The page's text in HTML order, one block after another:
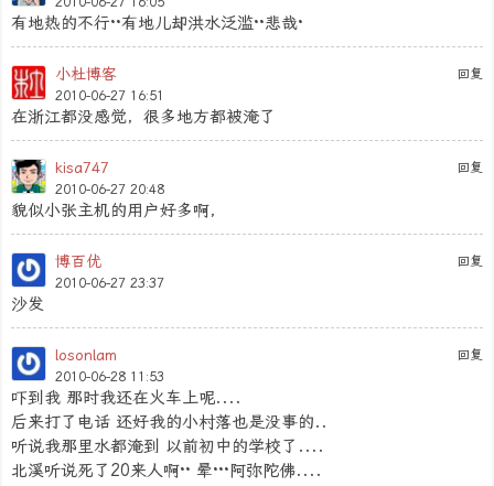
有地热的不行··有地儿却洪水泛滥··悲哉·
回复
小杜博客
2010-06-27 16:51
在浙江都没感觉，很多地方都被淹了
回复
kisa747
2010-06-27 20:48
貌似小张主机的用户好多啊，
回复
博百优
2010-06-27 23:37
沙发
回复
losonlam
2010-06-28 11:53
吓到我 那时我还在火车上呢....
后来打了电话 还好我的小村落也是没事的..
听说我那里水都淹到 以前初中的学校了....
北溪听说死了20来人啊·· 晕···阿弥陀佛....